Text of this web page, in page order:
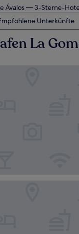
Ávalos— 3-Sterne-
Unterkünfte
La
La Gomera